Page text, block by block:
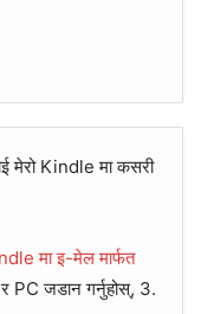
मेरो Kindle मा कसरी
मा इ-मेल मार्फत
जडान गर्नुहोस्, 3.